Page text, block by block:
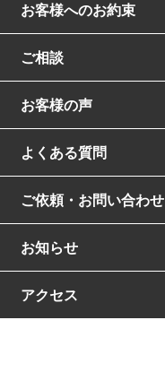
お客様へのお約束
ご相談
お客様の声
よくある質問
ご依頼・お問い合わせ
お知らせ
アクセス